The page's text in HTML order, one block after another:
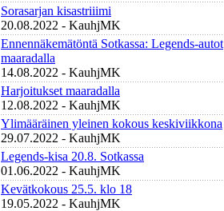
Sorasarjan kisastriiimi
20.08.2022 - KauhjMK
Ennennäkemätöntä Sotkassa: Legends-autot
maaradalla
14.08.2022 - KauhjMK
Harjoitukset maaradalla
12.08.2022 - KauhjMK
Ylimääräinen yleinen kokous keskiviikkona
29.07.2022 - KauhjMK
Legends-kisa 20.8. Sotkassa
01.06.2022 - KauhjMK
Kevätkokous 25.5. klo 18
19.05.2022 - KauhjMK